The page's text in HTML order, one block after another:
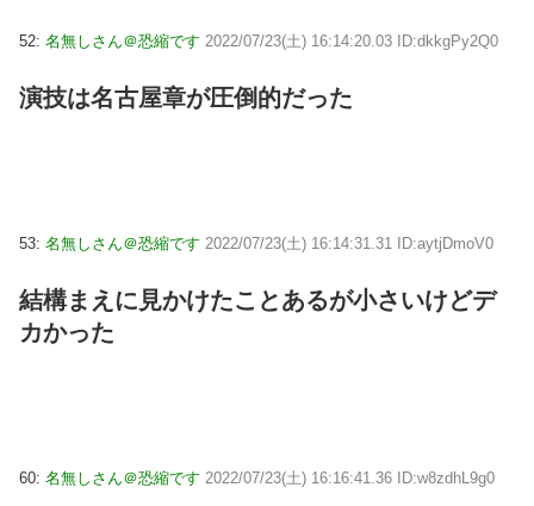
52: 名無しさん＠恐縮です 2022/07/23(土) 16:14:20.03 ID:dkkgPy2Q0
演技は名古屋章が圧倒的だった
53: 名無しさん＠恐縮です 2022/07/23(土) 16:14:31.31 ID:aytjDmoV0
結構まえに見かけたことあるが小さいけどデ
カかった
60: 名無しさん＠恐縮です 2022/07/23(土) 16:16:41.36 ID:w8zdhL9g0